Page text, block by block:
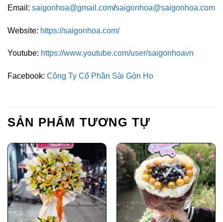
Email: saigonhoa@gmail.com/saigonhoa@saigonhoa.com
Website: https://saigonhoa.com/
Youtube: https://www.youtube.com/user/saigonhoavn
Facebook: Công Ty Cổ Phần Sài Gòn Ho
SẢN PHẨM TƯƠNG TỰ